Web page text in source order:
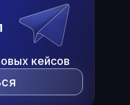
кейсов